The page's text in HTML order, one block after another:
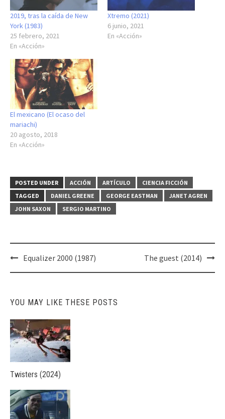
2019, tras la caída de New
York (1983)
25 febrero, 2021
En «Acción»
Xtremo (2021)
6 junio, 2021
En «Acción»
El mexicano (El ocaso del
mariachi)
20 agosto, 2018
En «Acción»
POSTED UNDER ACCIÓN ARTÍCULO
CIENCIA FICCIÓN
TAGGED
DANIEL GREENE GEORGE EASTMAN
JANET AGREN
JOHN SAXON
SERGIO MARTINO
PostEqualizer 2000 (1987) The guest (2014)
YOU MAY LIKE THESE POSTS
Twisters (2024)